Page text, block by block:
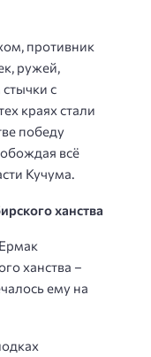
противник
ружей,
с
краях стали
победу
всё
Кучума.
ханства
ханства –
ему на